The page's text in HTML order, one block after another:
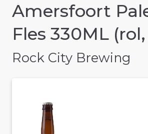
Amersfoort
Fles 330ML
Rock City Brewing